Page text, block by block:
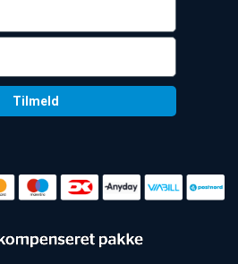
Tilmeld